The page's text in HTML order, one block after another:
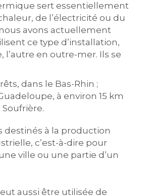
sert essentiellement
de l’électricité ou du
avons actuellement
ce type d’installation,
l’autre en outre-mer. Ils se
dans le Bas-Rhin ;
à environ 15 km
destinés à la production
c’est-à-dire pour
ville ou une partie d’un
aussi être utilisée de